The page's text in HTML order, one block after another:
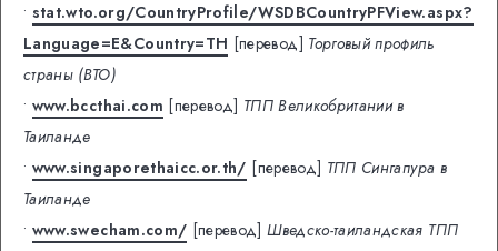
• stat.wto.org/CountryProfile/WSDBCountryPFView.aspx?
Language=E&Country=TH [перевод] Торговый профиль
страны (ВТО)
• www.bccthai.com [перевод] ТПП Великобритании в
Таиланде
• www.singaporethaicc.or.th/ [перевод] ТПП Сингапура в
Таиланде
• www.swecham.com/ [перевод] Шведско-таиландская ТПП